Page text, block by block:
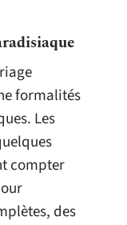
formalités
Les
compter
des